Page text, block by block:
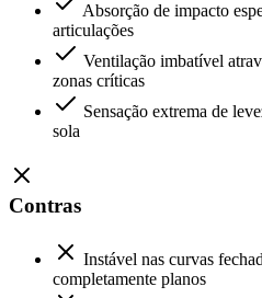
Absorção de impacto
articulações
Ventilação imbatível
zonas críticas
Sensação extrema de
sola
Contras
Instável nas curvas
completamente planos